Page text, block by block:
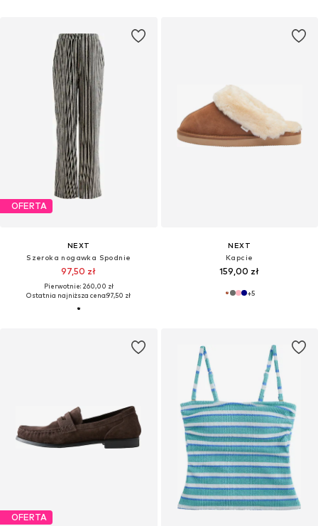
OFERTA
NEXT
Szeroka nogawka Spodnie
97,50 zł
Pierwotnie: 260,00 zł
Ostatnia najniższa cena:97,50 zł
NEXT
Kapcie
159,00 zł
+5
OFERTA